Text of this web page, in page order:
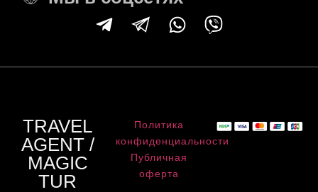
TRAVEL
AGENT /
MAGIC
TUR
Политика
конфиденциальности
Публичная
оферта